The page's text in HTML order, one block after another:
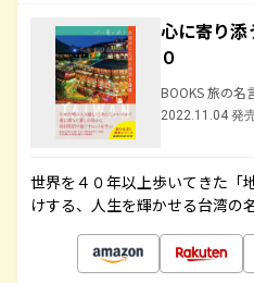
心に寄り添
０
BOOKS 旅の名
2022.11.04 発
世界を４０年以上歩いてきた「
けする、人生を輝かせる台湾の